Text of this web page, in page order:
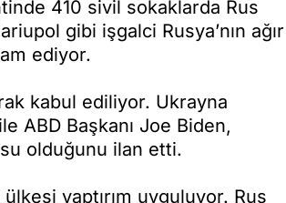
410 sivil sokaklarda Rus
gibi işgalci Rusya’nın ağır
ediyor.
kabul ediliyor. Ukrayna
ABD Başkanı Joe Biden,
olduğunu ilan etti.
yaptırım uyguluyor. Rus